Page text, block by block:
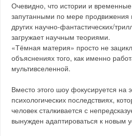
Очевидно, что истории и
запутанными по мере продвижения
других научно-фантастических/
загружает научным теориями.
«Тёмная материя» просто не
объяснениях того, как именно
мультивселенной.
Вместо этого шоу фокусируется на
психологических последствиях,
человек сталкивается с
вынужден адаптироваться к новым